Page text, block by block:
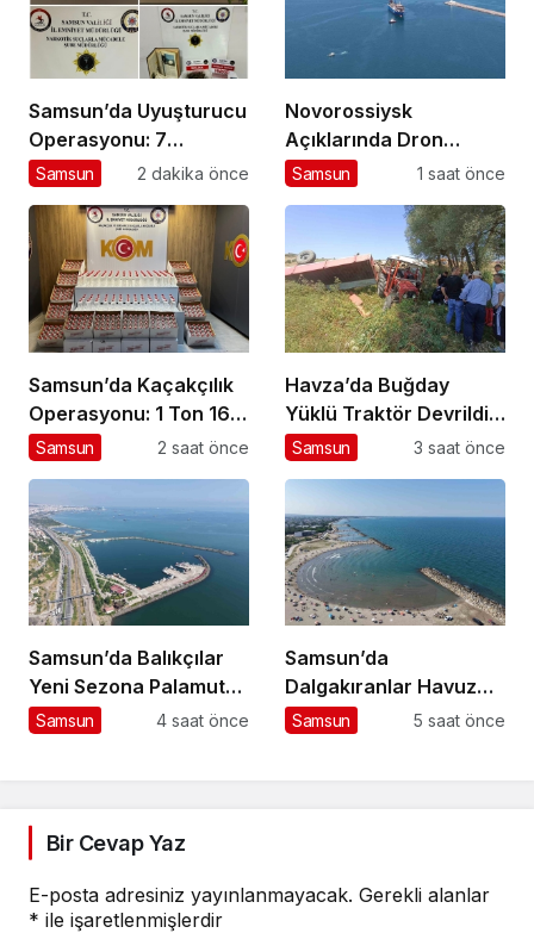
Samsun’da Uyuşturucu
Operasyonu: 7
Tutuklama
Samsun 2 dakika önce
Novorossiysk
Açıklarında Dron
Saldırısına Uğrayan
Samsun 1 saat önce
Samsun’da Kaçakçılık
Operasyonu: 1 Ton 160
Litre Etil Alkol Ele
Samsun 2 saat önce
Havza’da Buğday
Yüklü Traktör Devrildi:
1 Yaralı
Samsun 3 saat önce
Samsun’da Balıkçılar
Yeni Sezona Palamut
Umuduyla Hazır
Samsun 4 saat önce
Samsun’da
Dalgakıranlar Havuz
Keyfi Sunuyor
Samsun 5 saat önce
Bir Cevap Yaz
E-posta adresiniz yayınlanmayacak. Gerekli alanlar
* ile işaretlenmişlerdir